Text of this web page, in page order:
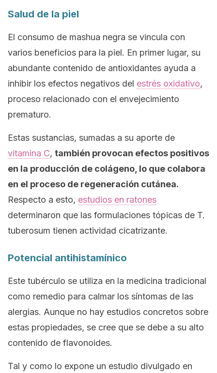
Salud de la piel
El consumo de mashua negra se vincula con
varios beneficios para la piel. En primer lugar, su
abundante contenido de antioxidantes ayuda a
inhibir los efectos negativos del estrés oxidativo,
proceso relacionado con el envejecimiento
prematuro.
Estas sustancias, sumadas a su aporte de
vitamina C, también provocan efectos positivos
en la producción de colágeno, lo que colabora
en el proceso de regeneración cutánea.
Respecto a esto, estudios en ratones
determinaron que las formulaciones tópicas de T.
tuberosum tienen actividad cicatrizante.
Potencial antihistamínico
Este tubérculo se utiliza en la medicina tradicional
como remedio para calmar los síntomas de las
alergias. Aunque no hay estudios concretos sobre
estas propiedades, se cree que se debe a su alto
contenido de flavonoides.
Tal y como lo expone un estudio divulgado en